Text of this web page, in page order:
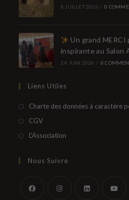
8 JUILLET 2026 / 0
Un grand
inspirante au Salon
24 JUIN 2026 / 0
Liens Utiles
Charte des données à caractère
CGV
L'Association
Nous Suivre